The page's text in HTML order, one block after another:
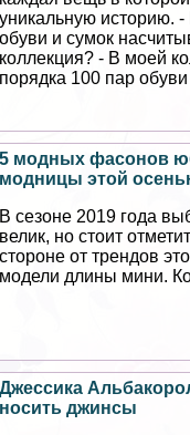
уникальную историю. -
обуви и сумок
коллекция? - В моей
порядка 100 пар обуви
5 модных фасонов
модницы этой
В сезоне 2019 года
велик, но стоит
стороне от трендов
модели длины мини.
Джессика
носить джинсы